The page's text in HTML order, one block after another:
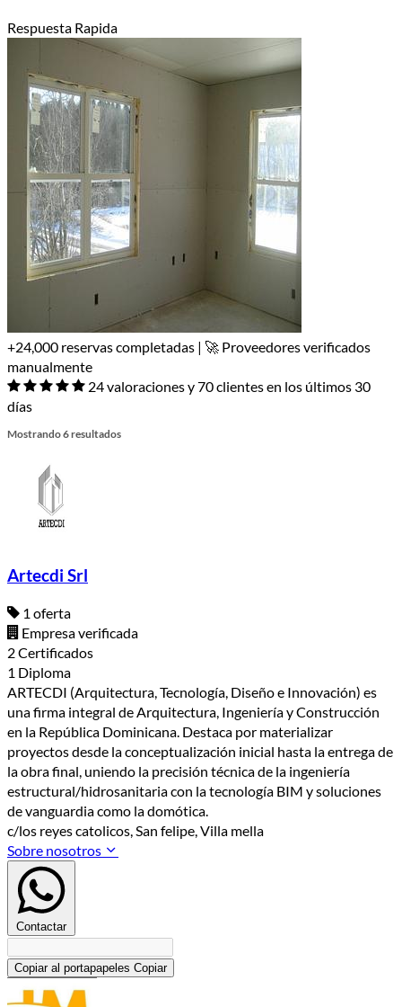
Respuesta Rapida
+24,000 reservas completadas | 🚀 Proveedores verificados
manualmente
24 valoraciones y 70 clientes en los últimos 30
días
Mostrando 6 resultados
Artecdi Srl
1 oferta
Empresa verificada
2 Certificados
1 Diploma
ARTECDI (Arquitectura, Tecnología, Diseño e Innovación) es
una firma integral de Arquitectura, Ingeniería y Construcción
en la República Dominicana. Destaca por materializar
proyectos desde la conceptualización inicial hasta la entrega de
la obra final, uniendo la precisión técnica de la ingeniería
estructural/hidrosanitaria con la tecnología BIM y soluciones
de vanguardia como la domótica.
c/los reyes catolicos, San felipe, Villa mella
Sobre nosotros
Contactar
Copiar al portapapeles Copiar